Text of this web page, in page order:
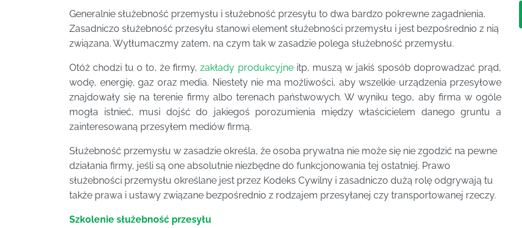
Generalnie służebność przemysłu i służebność przesyłu to dwa bardzo pokrewne zagadnienia.
Zasadniczo służebność przesyłu stanowi element służebności przemysłu i jest bezpośrednio z nią
związana. Wytłumaczmy zatem, na czym tak w zasadzie polega służebność przemysłu.
Otóż chodzi tu o to, że firmy,zakłady produkcyjneitp, muszą w jakiś sposób doprowadzać prąd,
wodę, energię, gaz oraz media. Niestety nie ma możliwości, aby wszelkie urządzenia przesyłowe
znajdowały się na terenie firmy albo terenach państwowych. W wyniku tego, aby firma w ogóle
mogła istnieć, musi dojść do jakiegoś porozumienia między właścicielem danego gruntu a
zainteresowaną przesyłem mediów firmą.
Służebność przemysłu w zasadzie określa, że osoba prywatna nie może się nie zgodzić na pewne
działania firmy, jeśli są one absolutnie niezbędne do funkcjonowania tej ostatniej. Prawo
służebności przemysłu określane jest przez Kodeks Cywilny i zasadniczo dużą rolę odgrywają tu
także prawa i ustawy związane bezpośrednio z rodzajem przesyłanej czy transportowanej rzeczy.
Szkolenie służebność przesyłu